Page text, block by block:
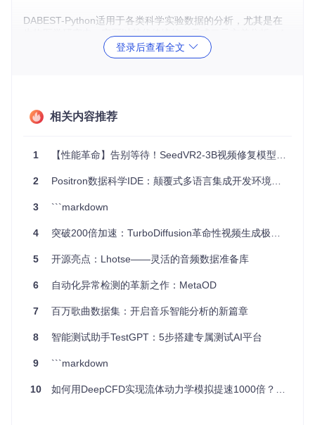
DABEST-Python适用于各类科学实验数据的分析，尤其是在
NOVA），以及配对t测试等。对于时间序列数据、比例数据和
交互效应的设计，新版本提供了更强大的解决方案。同时，它
项目特点
轻松。
和Meta分析。
呈现统计结果。
社区支持- 拥有活跃的贡献者和问题跟踪系统，持续迭代
与优化。
想要尝试用DABEST-Python提升你的数据分析体验吗？只需
一行命令即可安装：
立即开始使用DABEST-Python，让数据分析变得更为直观且
验丰富的研究人员，都能从中受益。让我们一起进入Estimatio
登录后查看全文
相关内容推荐
1 【性能革命】告别等待！SeedVR2-3B视频修复模型本地部署与推理全攻略（2025最新版）
2 Positron数据科学IDE：颠覆式多语言集成开发环境完全指南
3 ```markdown
4 突破200倍加速：TurboDiffusion革命性视频生成极速指南
5 开源亮点：Lhotse——灵活的音频数据准备库
6 自动化异常检测的革新之作：MetaOD
7 百万歌曲数据集：开启音乐智能分析的新篇章
8 智能测试助手TestGPT：5步搭建专属测试AI平台
9 ```markdown
10 如何用DeepCFD实现流体动力学模拟提速1000倍？完整指南与实战案例 🚀